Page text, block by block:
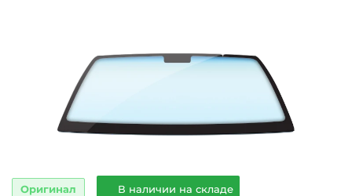
Оригинал В наличии на складе